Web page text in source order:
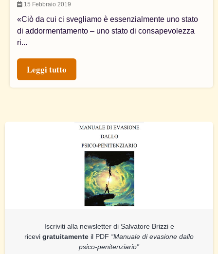
Iscriviti alla newsletter di Salvatore Brizzi e
ricevi gratuitamente il PDF “Manuale di evasione dallo
psico-penitenziario”
15 Febbraio 2019
«Ciò da cui ci svegliamo è essenzialmente uno stato
di addormentamento – uno stato di consapevolezza
ri...
Leggi tutto